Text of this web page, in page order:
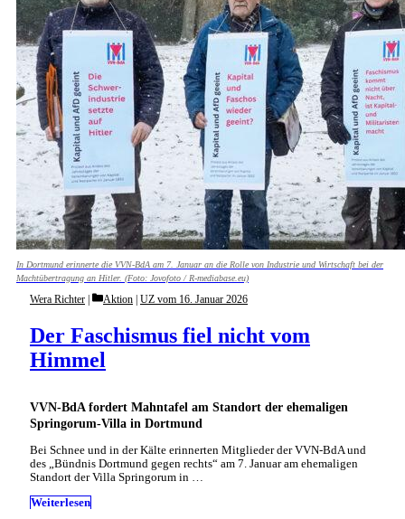
In Dortmund erinnerte die VVN-BdA am 7. Januar an die Rolle von Industrie und Wirtschaft bei der
Machtübertragung an Hitler. (Foto: Jovofoto / R-mediabase.eu)
VVN-BdA fordert Mahntafel am Standort der ehemaligen
Springorum-Villa in Dortmund
Der Faschismus fiel nicht vom
Himmel
Wera Richter Categories
Aktion | UZ vom 16. Januar 2026
Bei Schnee und in der Kälte erinnerten Mitglieder der VVN-BdA und
des „Bündnis Dortmund gegen rechts“ am 7. Januar am ehemaligen
Standort der Villa Springorum in …
Weiterlesen